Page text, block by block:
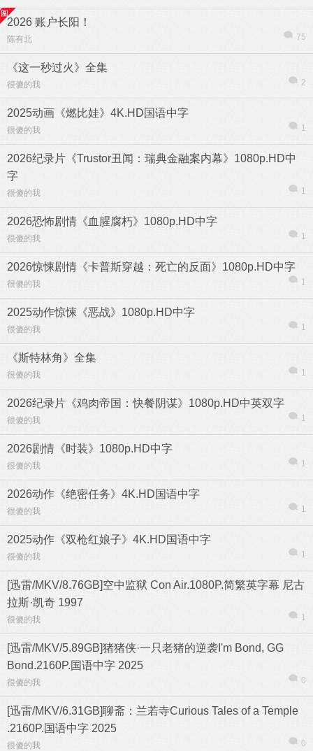
2026 账户长阳！
陈有北 75
《这一秒过火》全集
很傻的我 2
2025动画《燃比娃》4K.HD国语中字
很傻的我 1
2026纪录片《Trustor丑闻：瑞典金融案内幕》1080p.HD中
字
很傻的我 1
2026恐怖剧情《血腥腐朽》1080p.HD中字
很傻的我 1
2026惊悚剧情《卡普斯穿越：死亡的反面》1080p.HD中字
很傻的我 1
2025动作惊悚《恶战》1080p.HD中字
很傻的我 1
《斯特林角》全集
很傻的我 1
2026纪录片《鸡肉帝国：快餐阴谋》1080p.HD中英双字
很傻的我 1
2026剧情《时装》1080p.HD中字
很傻的我 1
2026动作《绝密任务》4K.HD国语中字
很傻的我 1
2025动作《双枪红娘子》4K.HD国语中字
很傻的我 1
[迅雷/MKV/8.76GB]空中监狱 Con Air.1080P.简繁英字幕 尼古
拉斯·凯奇 1997
很傻的我 1
[迅雷/MKV/5.89GB]猪猪侠·一只老猪的逆袭I'm Bond, GG
Bond.2160P.国语中字 2025
很傻的我 0
[迅雷/MKV/6.31GB]聊斋：兰若寺Curious Tales of a Temple
.2160P.国语中字 2025
很傻的我 0